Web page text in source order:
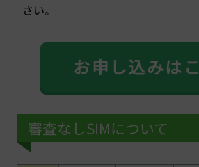
さい。
お申し込みは
審査なしSIMについて